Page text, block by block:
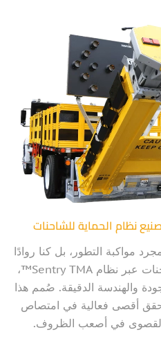
نظام الحماية للشاحنات
مواكبة التطور، بل كنا روادًا
في ابتكار نظام الحماية للشاحنات عبر نظام Sentry TMA™،
والهندسة الدقيقة. صُمم هذا
أقصى فعالية في امتصاص
القصوى في أصعب الظروف.